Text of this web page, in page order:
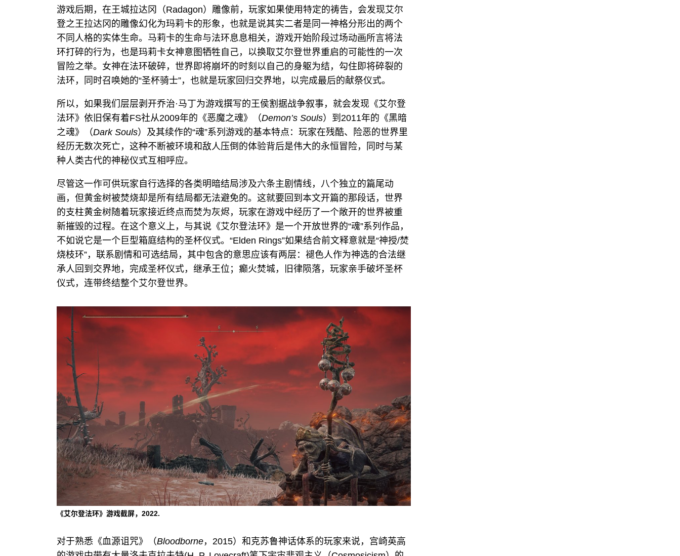
游戏后期，在王城拉达冈（Radagon）雕像前，玩家如果使用特定的祷告，会发现艾尔
登之王拉达冈的雕像幻化为玛莉卡的形象，也就是说其实二者是同一神格分形出的两个
不同人格的实体生命。马莉卡的生命与法环息息相关，游戏开始阶段过场动画所言将法
环打碎的行为，也是玛莉卡女神意图牺牲自己，以换取艾尔登世界重启的可能性的一次
冒险之举。女神在法环破碎，世界即将崩坏的时刻以自己的身躯为结，勾住即将碎裂的
法环，同时召唤她的“圣杯骑士”，也就是玩家回归交界地，以完成最后的献祭仪式。
所以，如果我们层层剥开乔治·马丁为游戏撰写的王侯割据战争叙事，就会发现《艾尔登
法环》依旧保有着FS社从2009年的《恶魔之魂》（Demon’s Souls）到2011年的《黑暗
之魂》（Dark Souls）及其续作的“魂”系列游戏的基本特点：玩家在残酷、险恶的世界里
经历无数次死亡，这种不断被环境和敌人压倒的体验背后是伟大的永恒冒险，同时与某
种人类古代的神秘仪式互相呼应。
尽管这一作可供玩家自行选择的各类明暗结局涉及六条主剧情线，八个独立的篇尾动
画，但黄金树被焚烧却是所有结局都无法避免的。这就要回到本文开篇的那段话，世界
的支柱黄金树随着玩家接近终点而焚为灰烬，玩家在游戏中经历了一个敞开的世界被重
新摧毁的过程。在这个意义上，与其说《艾尔登法环》是一个开放世界的“魂”系列作品，
不如说它是一个巨型箱庭结构的圣杯仪式。“Elden Rings”如果结合前文释意就是“神授/焚
烧枝环”，联系剧情和可选结局，其中包含的意思应该有两层：褪色人作为神选的合法继
承人回到交界地，完成圣杯仪式，继承王位；癫火焚城，旧律陨落，玩家亲手破坏圣杯
仪式，连带终结整个艾尔登世界。
《艾尔登法环》游戏截屏，2022.
对于熟悉《血源诅咒》（Bloodborne，2015）和克苏鲁神话体系的玩家来说，宫崎英高